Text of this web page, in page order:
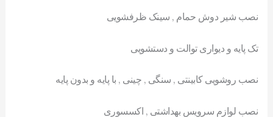
نصب شیر دوش حمام , سینک ظرفشویی
تک پایه و دیواری توالت و دستشویی
نصب روشویی کابینتی , سنگی , چینی , با پایه و بدون پایه
نصب لوازم سرویس بهداشتی , اکسسوری